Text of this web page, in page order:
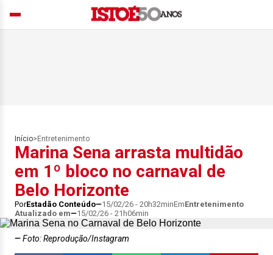
Início> Entretenimento
Marina Sena arrasta multidão
em 1º bloco no carnaval de
Belo Horizonte
PorEstadão Conteúdo 15/02/26 - 20h32minEmEntretenimento
Atualizado em
15/02/26 - 21h06min
Foto: Reprodução/Instagram